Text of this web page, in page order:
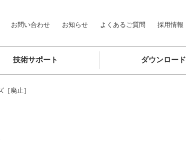
技術サポート ダウンロード
お問い合わせ お知らせ よくあるご質問 採用情報
［廃止］